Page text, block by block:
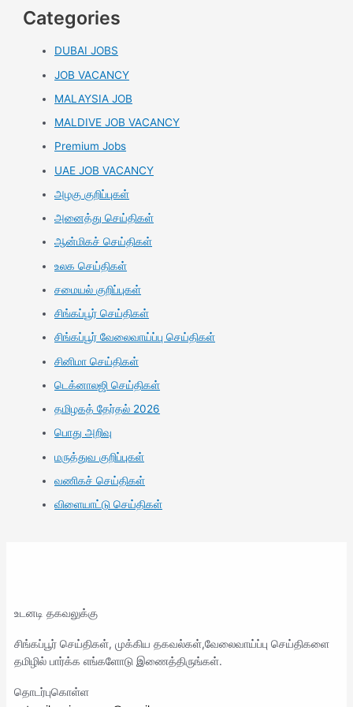
Categories
DUBAI JOBS
JOB VACANCY
MALAYSIA JOB
MALDIVE JOB VACANCY
Premium Jobs
UAE JOB VACANCY
அழகு குறிப்புகள்
அனைத்து செய்திகள்
ஆன்மிகச் செய்திகள்
உலக செய்திகள்
சமையல் குறிப்புகள்
சிங்கப்பூர் செய்திகள்
சிங்கப்பூர் வேலைவாய்ப்பு செய்திகள்
சினிமா செய்திகள்
டெக்னாலஜி செய்திகள்
தமிழகத் தேர்தல் 2026
பொது அறிவு
மருத்துவ குறிப்புகள்
வணிகச் செய்திகள்
விளையாட்டு செய்திகள்
உடனடி தகவலுக்கு
சிங்கப்பூர் செய்திகள், முக்கிய தகவல்கள்,வேலைவாய்ப்பு செய்திகளை
தமிழில் பார்க்க எங்களோடு இணைத்திருங்கள்.
தொடர்புகொள்ள